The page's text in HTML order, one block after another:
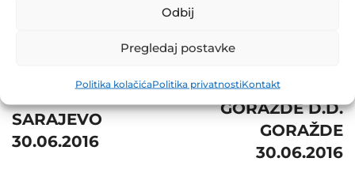
Odbij
Pregledaj postavke
Politika kolačićaPolitika privatnostiKontakt
navigation
SARAJEVO
30.06.2016
TVORNICA ALATA
GORAŽDE D.D.
GORAŽDE
30.06.2016